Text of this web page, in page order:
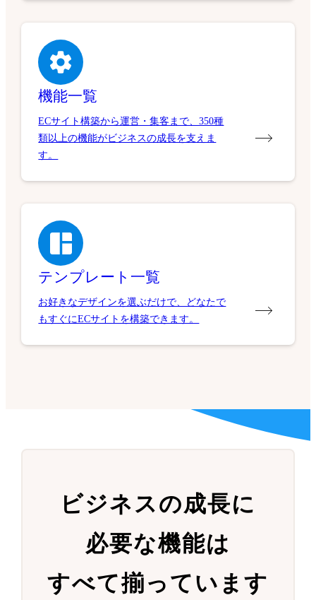
機能一覧
ECサイト構築から運営・集客まで、350種
類以上の機能がビジネスの成長を支えま
す。
テンプレート一覧
お好きなデザインを選ぶだけで、どなたで
もすぐにECサイトを構築できます。
ビジネスの成長に
必要な機能は
すべて揃っています